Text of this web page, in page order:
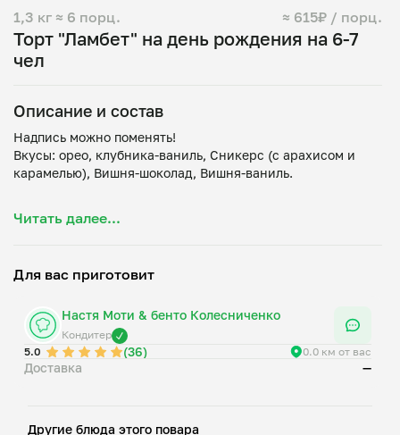
Торт "Ламбет" на день рождения на 6-7
чел
1,3 кг ≈ 6 порц. ≈ 615₽ / порц.
Описание и состав
Надпись можно поменять!
Вкусы: орео, клубника-ваниль, Сникерс (с арахисом и
карамелью), Вишня-шоколад, Вишня-ваниль.
Хотите сделать подарок еще интереснее? При переходе в
улучшать свой подарочный набор!
Читать далее...
Для вас приготовит
Настя Моти & бенто Колесниченко
Кондитер
5.0
(36) 0.0 км от вас
Доставка —
Другие блюда этого повара